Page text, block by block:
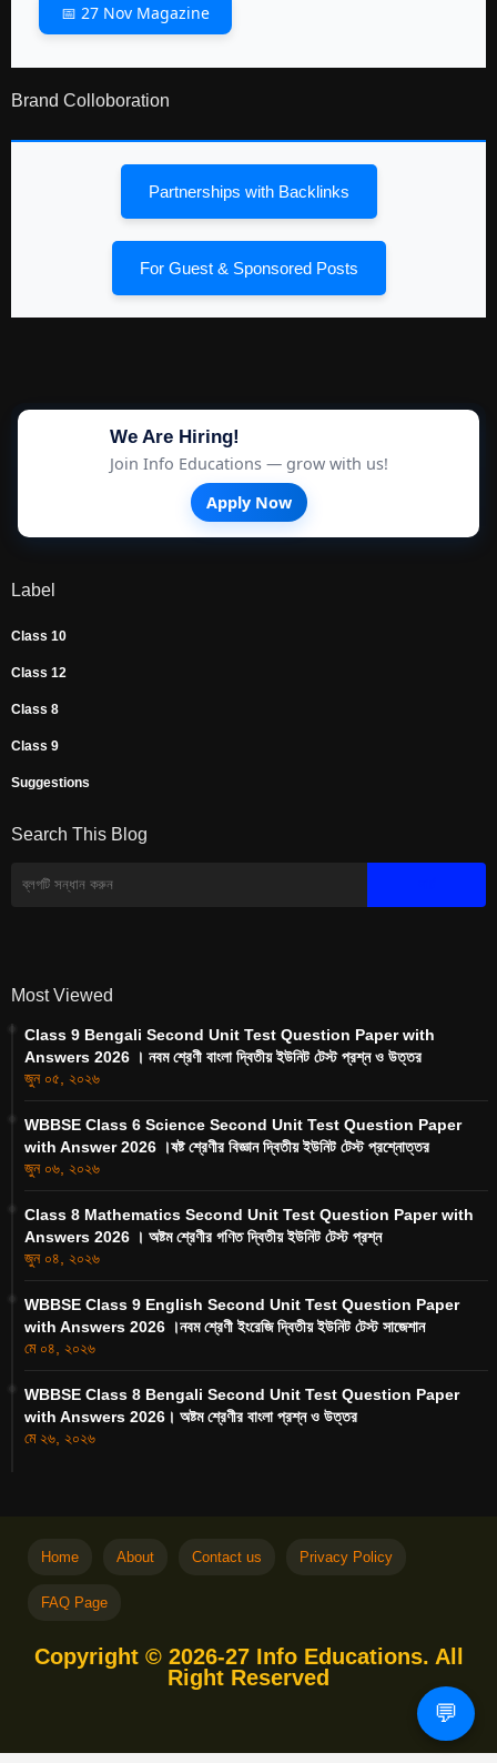
💬
📅 27 Nov Magazine
Brand Colloboration
Partnerships with Backlinks
For Guest & Sponsored Posts
We Are Hiring!
Join Info Educations — grow with us!
Apply Now
Label
Class 10
Class 12
Class 8
Class 9
Suggestions
Search This Blog
Most Viewed
Class 9 Bengali Second Unit Test Question Paper with
Answers 2026 । নবম শ্রেণী বাংলা দ্বিতীয় ইউনিট টেস্ট প্রশ্ন ও উত্তর
জুন ০৫, ২০২৬
WBBSE Class 6 Science Second Unit Test Question Paper
with Answer 2026 ।ষষ্ট শ্রেণীর বিজ্ঞান দ্বিতীয় ইউনিট টেস্ট প্রশ্নোত্তর
জুন ০৬, ২০২৬
Class 8 Mathematics Second Unit Test Question Paper with
Answers 2026 । অষ্টম শ্রেণীর গণিত দ্বিতীয় ইউনিট টেস্ট প্রশ্ন
জুন ০৪, ২০২৬
WBBSE Class 9 English Second Unit Test Question Paper
with Answers 2026 ।নবম শ্রেণী ইংরেজি দ্বিতীয় ইউনিট টেস্ট সাজেশান
মে ০৪, ২০২৬
WBBSE Class 8 Bengali Second Unit Test Question Paper
with Answers 2026। অষ্টম শ্রেণীর বাংলা প্রশ্ন ও উত্তর
মে ২৬, ২০২৬
Copyright © 2026-27 Info Educations. All
Right Reserved
Blogger
Home About Contact us Privacy Policy
FAQ Page